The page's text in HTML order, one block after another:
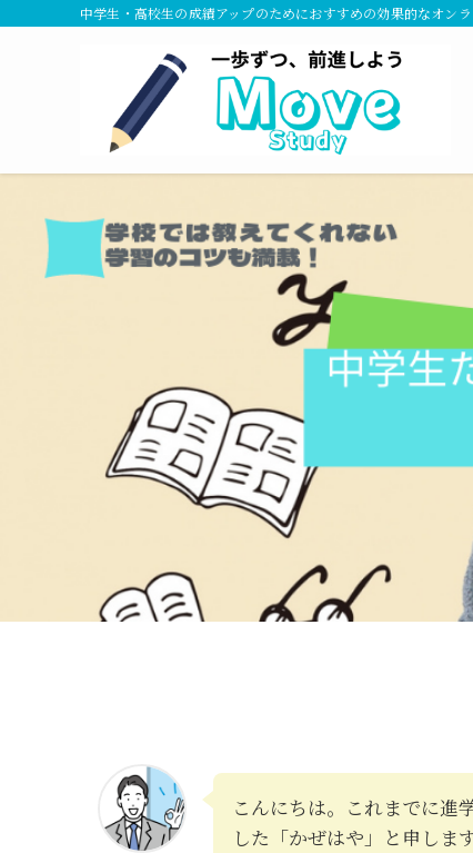
中学生・高校生の成績アップのためにおすすめの効果的なオン
こんにちは。これまでに進
した「かぜはや」と申します